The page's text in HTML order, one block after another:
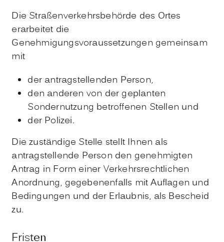
Die Straßenverkehrsbehörde des Ortes
erarbeitet die
Genehmigungsvoraussetzungen gemeinsam
mit
der antragstellenden Person,
den anderen von der geplanten
Sondernutzung betroffenen Stellen und
der Polizei.
Die zuständige Stelle stellt Ihnen als
antragstellende Person den genehmigten
Antrag in Form einer Verkehrsrechtlichen
Anordnung, gegebenenfalls mit Auflagen und
Bedingungen und der Erlaubnis, als Bescheid
zu.
Fristen